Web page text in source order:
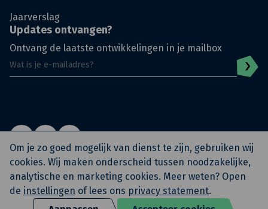
Jaarverslag
Updates ontvangen?
Ontvang de laatste ontwikkelingen in je mailbox
© KlokGroep Privacy Policy
Algemene voorwaarden
Archief KlokSignaal
KAM Beleidsverklaring
Eerste werkdag
Boardingpass
Om je zo goed mogelijk van dienst te zijn, gebruiken wij
cookies. Wij maken onderscheid tussen noodzakelijke,
analytische en marketing cookies. Meer weten? Open
de instellingen of lees ons privacy statement.